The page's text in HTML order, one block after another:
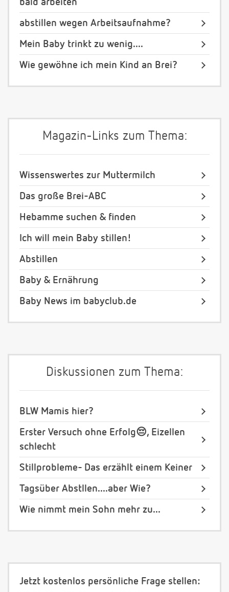
bald arbeiten
abstillen wegen Arbeitsaufnahme?
Mein Baby trinkt zu wenig....
Wie gewöhne ich mein Kind an Brei?
Magazin-Links zum Thema:
Wissenswertes zur Muttermilch
Das große Brei-ABC
Hebamme suchen & finden
Ich will mein Baby stillen!
Abstillen
Baby & Ernährung
Baby News im babyclub.de
Diskussionen zum Thema:
BLW Mamis hier?
Erster Versuch ohne Erfolg😔, Eizellen
schlecht
Stillprobleme- Das erzählt einem Keiner
Tagsüber Abstllen....aber Wie?
Wie nimmt mein Sohn mehr zu...
Jetzt kostenlos persönliche Frage stellen: